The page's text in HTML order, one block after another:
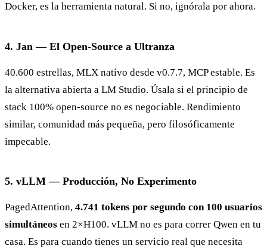
Docker, es la herramienta natural. Si no, ignórala por ahora.
4. Jan — El Open-Source a Ultranza
40.600 estrellas, MLX nativo desde v0.7.7, MCP estable. Es
la alternativa abierta a LM Studio. Úsala si el principio de
stack 100% open-source no es negociable. Rendimiento
similar, comunidad más pequeña, pero filosóficamente
impecable.
5. vLLM — Producción, No Experimento
PagedAttention, 4.741 tokens por segundo con 100 usuarios
simultáneos en 2×H100. vLLM no es para correr Qwen en tu
casa. Es para cuando tienes un servicio real que necesita